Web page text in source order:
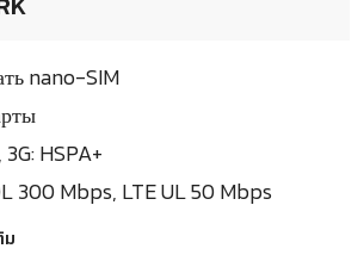
nano-SIM
HSPA+
300 Mbps, LTE UL 50 Mbps
ม